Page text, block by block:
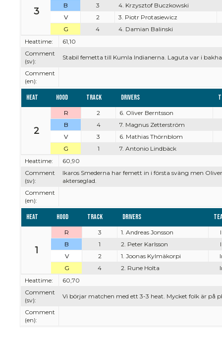
3
B
3
4. Krzysztof Buczkowski
V
2
3. Piotr Protasiewicz
G
4
4. Damian Balinski
Heattime:
61,10
Comment
(sv):
Stabil femetta till Kumla Indianerna. Laguta var i
Comment
(en):
Heat Hood Track Drivers
2
R 2
6. Oliver Berntsson
B
4
7. Magnus Zetterström
V
3
6. Mathias Thörnblom
G
1
7. Antonio Lindbäck
Heattime:
60,90
Comment
(sv):
Ikaros Smederna har femett in i första sväng men
akterseglad.
Comment
(en):
Heat Hood Track Drivers
1
R 3 1. Andreas Jonsson
B
1 2. Peter Karlsson
V
2 1. Joonas Kylmäkorpi
G
4 2. Rune Holta
Heattime:
60,70
Comment
(sv):
Vi börjar matchen med ett 3-3 heat. Mycket folk är på
Comment
(en):